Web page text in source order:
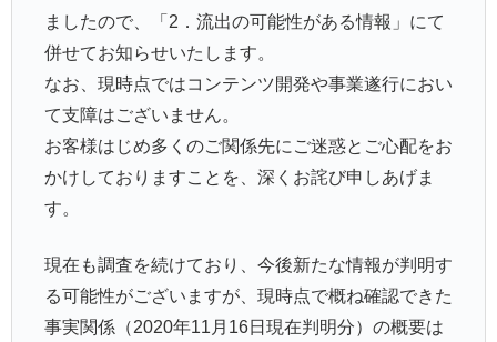
ましたので、「2．流出の可能性がある情報」にて
併せてお知らせいたします。
なお、現時点ではコンテンツ開発や事業遂行におい
て支障はございません。
お客様はじめ多くのご関係先にご迷惑とご心配をお
かけしておりますことを、深くお詫び申しあげま
す。
現在も調査を続けており、今後新たな情報が判明す
る可能性がございますが、現時点で概ね確認できた
事実関係（2020年11月16日現在判明分）の概要は